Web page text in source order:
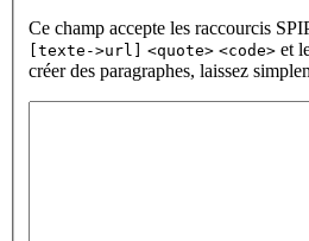
Ce champ accepte les raccourcis
[texte->url]
<quote> <code> et
créer des paragraphes, laissez